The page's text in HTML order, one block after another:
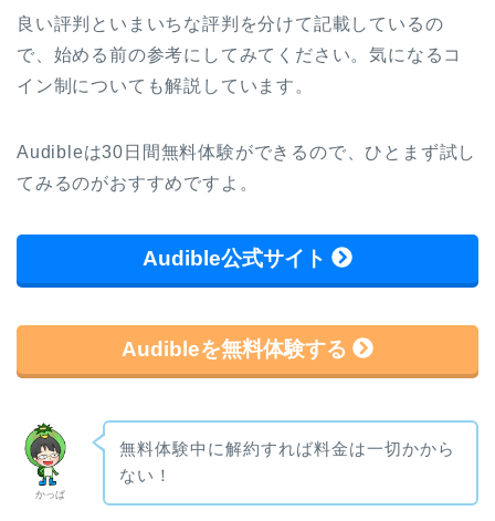
良い評判といまいちな評判を分けて記載しているの
で、始める前の参考にしてみてください。気になるコ
イン制についても解説しています。
Audibleは30日間無料体験ができるので、ひとまず試し
てみるのがおすすめですよ。
Audible公式サイト
Audibleを無料体験する
かっぱ
無料体験中に解約すれば料金は一切かから
ない！